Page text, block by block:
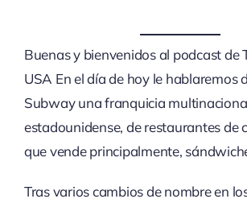
Buenas y bienvenidos al podcast de
USA En el día de hoy le hablaremos
Subway una franquicia
estadounidense, de restaurantes de
que vende principalmente,
Tras varios cambios de nombre en